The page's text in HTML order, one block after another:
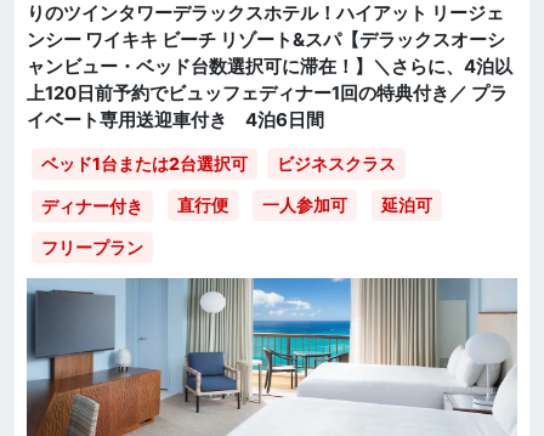
りのツインタワーデラックスホテル！ハイアット リージェ
ンシー ワイキキ ビーチ リゾート&スパ【デラックスオーシ
ャンビュー・ベッド台数選択可に滞在！】＼さらに、4泊以
上120日前予約でビュッフェディナー1回の特典付き／ プラ
イベート専用送迎車付き 4泊6日間
ベッド1台または2台選択可 ビジネスクラス
ディナー付き 直行便 一人参加可 延泊可
フリープラン